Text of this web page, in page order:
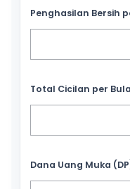
Penghasilan Bersih
Total Cicilan per
Dana Uang Muka